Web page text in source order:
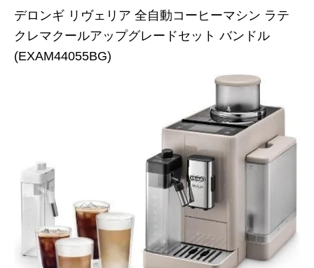
デロンギ リヴェリア 全自動コーヒーマシン ラテ
クレマクールアップグレードセット バンドル
(EXAM44055BG)